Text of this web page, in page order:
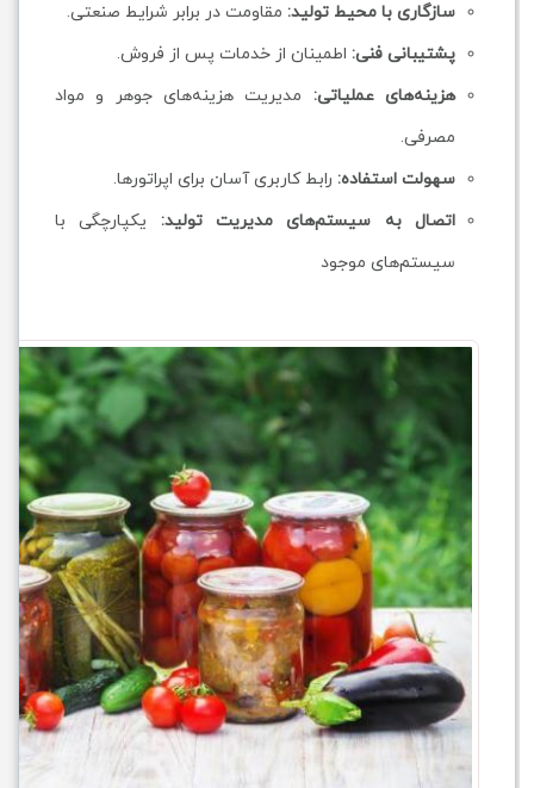
سازگاری با محیط تولید:مقاومت در برابر شرایط صنعتی.
پشتیبانی فنی:اطمینان از خدمات پس از فروش.
هزینه‌های عملیاتی:مدیریت هزینه‌های جوهر و مواد
مصرفی.
سهولت استفاده:رابط کاربری آسان برای اپراتورها.
اتصال به سیستم‌های مدیریت تولید:یکپارچگی با
سیستم‌های موجود